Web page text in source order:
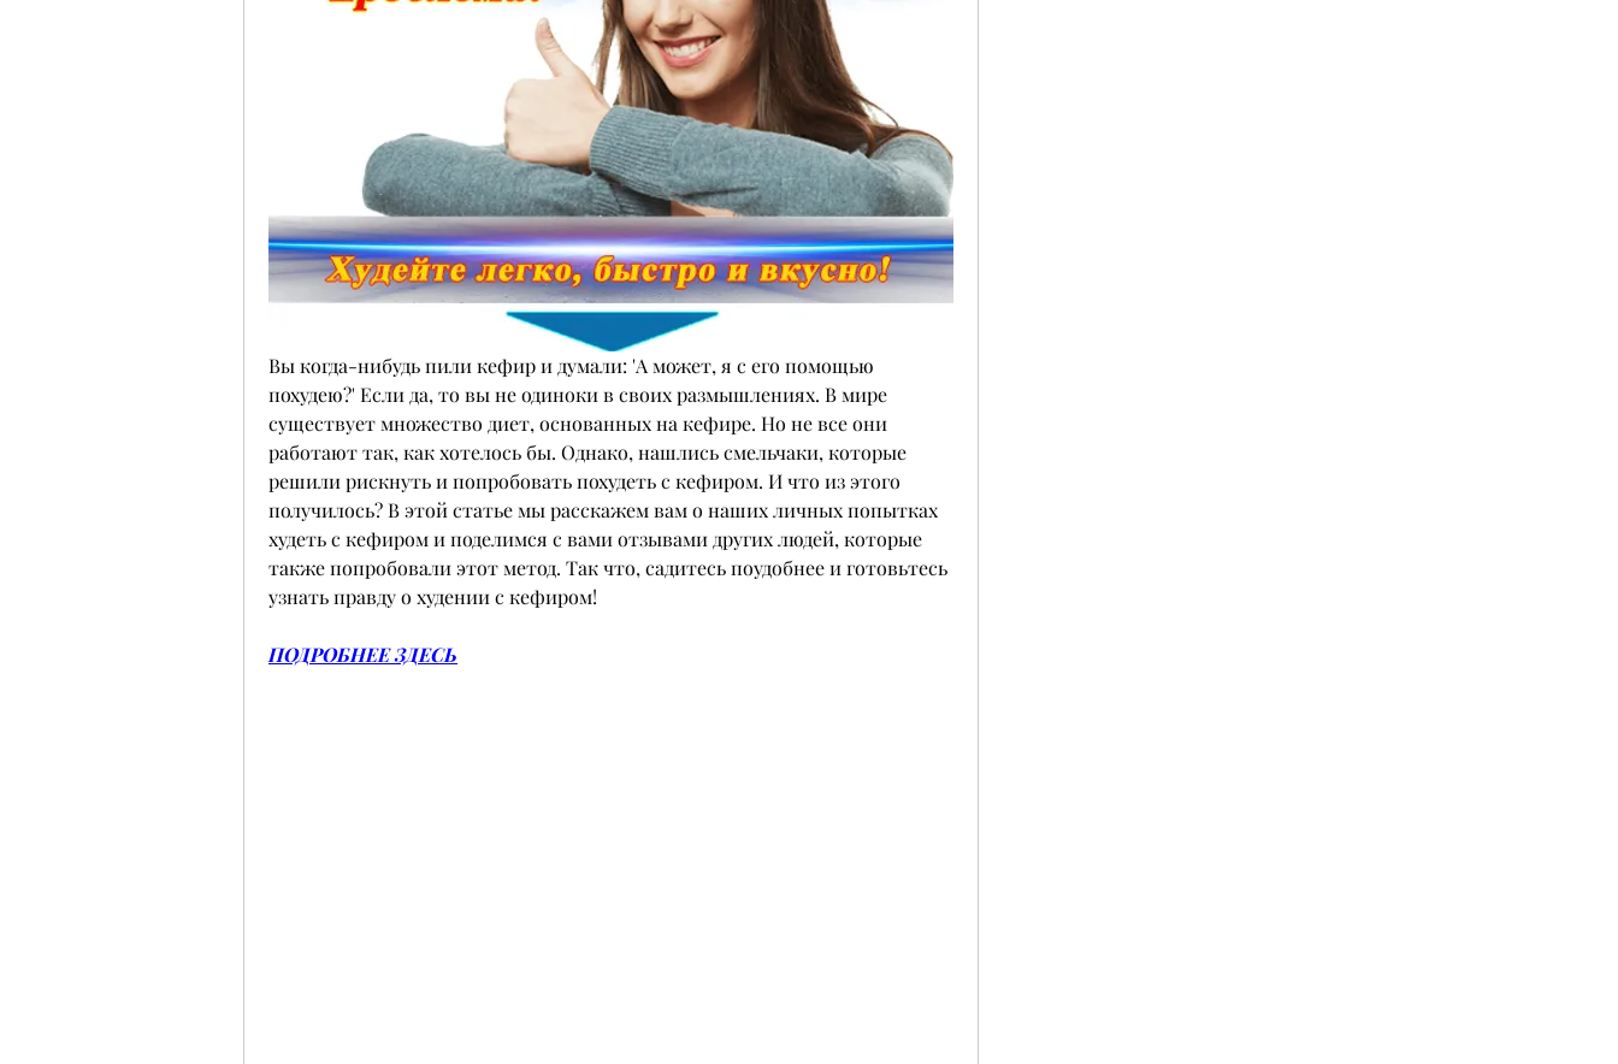
Вы когда-нибудь пили кефир и думали: 'А может, я с его помощью
похудею?' Если да, то вы не одиноки в своих размышлениях. В мире
существует множество диет, основанных на кефире. Но не все они
работают так, как хотелось бы. Однако, нашлись смельчаки, которые
решили рискнуть и попробовать похудеть с кефиром. И что из этого
получилось? В этой статье мы расскажем вам о наших личных попытках
худеть с кефиром и поделимся с вами отзывами других людей, которые
также попробовали этот метод. Так что, садитесь поудобнее и готовьтесь
узнать правду о худении с кефиром!
ПОДРОБНЕЕ ЗДЕСЬ